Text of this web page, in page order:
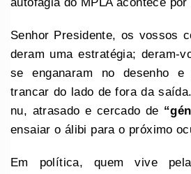
autofagia do MPLA acontece
Senhor Presidente, os vossos
deram uma estratégia; deram-
se enganaram no desenho
trancar do lado de fora da
nu, atrasado e cercado de
ensaiar o álibi para o próximo
Em política, quem vive